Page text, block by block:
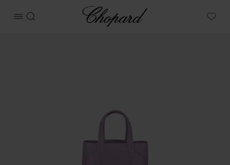
메뉴 열기
검색
Chopard
My